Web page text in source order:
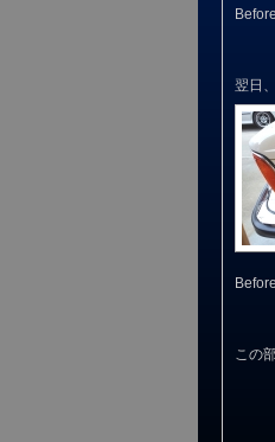
翌日
この